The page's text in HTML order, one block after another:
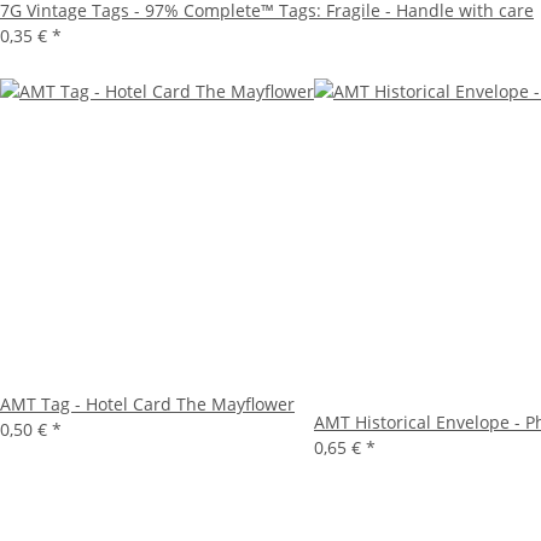
7G Vintage Tags - 97% Complete™ Tags: Fragile - Handle with care
0,35 € *
AMT Tag - Hotel Card The Mayflower
0,50 € *
AMT Historical Envelope -
0,65 € *